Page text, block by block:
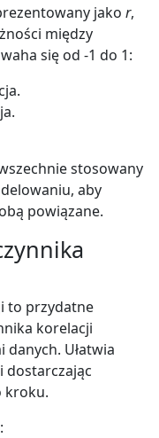
jako r,
między
się od -1 do 1:
stosowany
aby
powiązane.
to przydatne
korelacji
Ułatwia
dostarczając
kroku.